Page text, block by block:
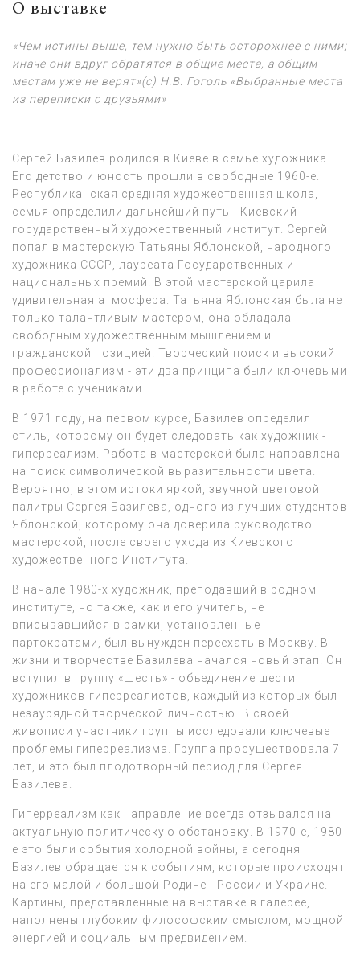
О выставке
«Чем истины выше, тем нужно быть осторожнее с ними;
иначе они вдруг обратятся в общие места, а общим
местам уже не верят»(с) Н.В. Гоголь «Выбранные места
из переписки с друзьями»
Сергей Базилев родился в Киеве в семье художника.
Его детство и юность прошли в свободные 1960-е.
Республиканская средняя художественная школа,
семья определили дальнейший путь - Киевский
государственный художественный институт. Сергей
попал в мастерскую Татьяны Яблонской, народного
художника СССР, лауреата Государственных и
национальных премий. В этой мастерской царила
удивительная атмосфера. Татьяна Яблонская была не
только талантливым мастером, она обладала
свободным художественным мышлением и
гражданской позицией. Творческий поиск и высокий
профессионализм - эти два принципа были ключевыми
в работе с учениками.
В 1971 году, на первом курсе, Базилев определил
стиль, которому он будет следовать как художник -
гиперреализм. Работа в мастерской была направлена
на поиск символической выразительности цвета.
Вероятно, в этом истоки яркой, звучной цветовой
палитры Сергея Базилева, одного из лучших студентов
Яблонской, которому она доверила руководство
мастерской, после своего ухода из Киевского
художественного Института.
В начале 1980-х художник, преподавший в родном
институте, но также, как и его учитель, не
вписывавшийся в рамки, установленные
партократами, был вынужден переехать в Москву. В
жизни и творчестве Базилева начался новый этап. Он
вступил в группу «Шесть» - объединение шести
художников-гиперреалистов, каждый из которых был
незаурядной творческой личностью. В своей
живописи участники группы исследовали ключевые
проблемы гиперреализма. Группа просуществовала 7
лет, и это был плодотворный период для Сергея
Базилева.
Гиперреализм как направление всегда отзывался на
актуальную политическую обстановку. В 1970-е, 1980-
е это были события холодной войны, а сегодня
Базилев обращается к событиям, которые происходят
на его малой и большой Родине - России и Украине.
Картины, представленные на выставке в галерее,
наполнены глубоким философским смыслом, мощной
энергией и социальным предвидением.